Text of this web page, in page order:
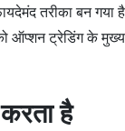
तरीका बन गया
ऑप्शन ट्रेडिंग के
है